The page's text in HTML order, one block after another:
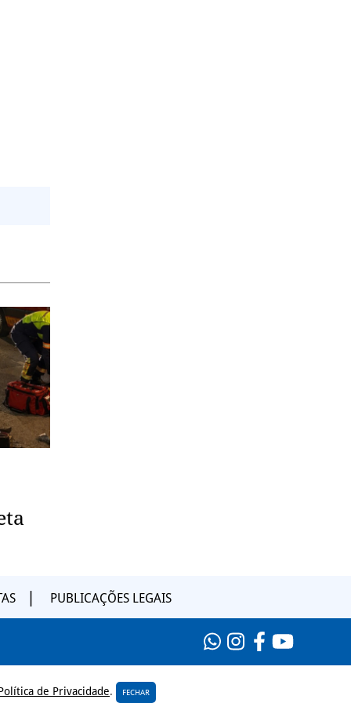
PUBLICAÇÕES LEGAIS
de Privacidade. FECHAR